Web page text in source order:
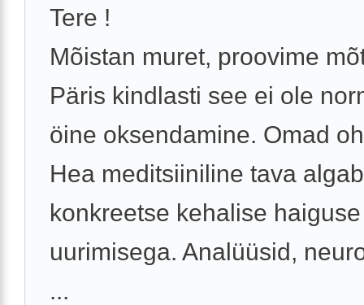
Tere !
Mõistan muret, proovime
Päris kindlasti see ei ole
öine oksendamine. Omad
Hea meditsiiniline tava algab
konkreetse kehalise haiguse
uurimisega. Analüüsid,
...